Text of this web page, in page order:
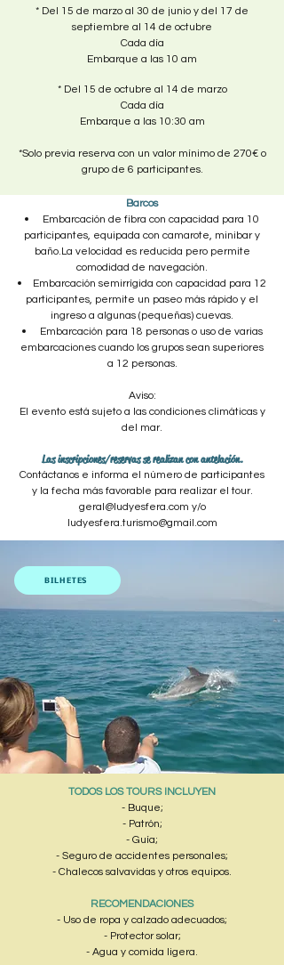
* Del 15 de marzo al 30 de junio y del 17 de
septiembre al 14 de octubre
Cada día
Embarque a las 10 am
* Del 15 de octubre al 14 de marzo
Cada día
Embarque a las 10:30 am
*Solo previa reserva con un valor mínimo de 270€ o
grupo de 6 participantes.
Barcos
Embarcación de fibra con capacidad para 10
participantes, equipada con camarote, minibar y
baño.La velocidad es reducida pero permite
comodidad de navegación.
Embarcación semirrígida con capacidad para 12
participantes, permite un paseo más rápido y el
ingreso a algunas (pequeñas) cuevas.
Embarcación para 18 personas o uso de varias
embarcaciones cuando los grupos sean superiores
a 12 personas.
Aviso:
El evento está sujeto a las condiciones climáticas y
del mar.
Las inscripciones/reservas se realizan con antelación.
Contáctanos e informa el número de participantes
y la fecha más favorable para realizar el tour.
geral@ludyesfera.com y/o
ludyesfera.turismo@gmail.com
BILHETES
TODOS LOS TOURS INCLUYEN
- Buque;
- Patrón;
- Guía;
- Seguro de accidentes personales;
- Chalecos salvavidas y otros equipos.
RECOMENDACIONES
- Uso de ropa y calzado adecuados;
- Protector solar;
- Agua y comida ligera.​